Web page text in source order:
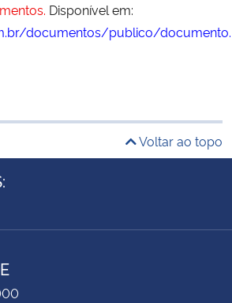
Disponível em:
documentos/publico/
Voltar ao topo